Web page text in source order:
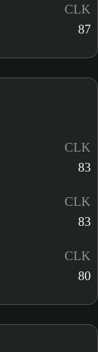
CLK
87
CLK
83
CLK
83
CLK
80